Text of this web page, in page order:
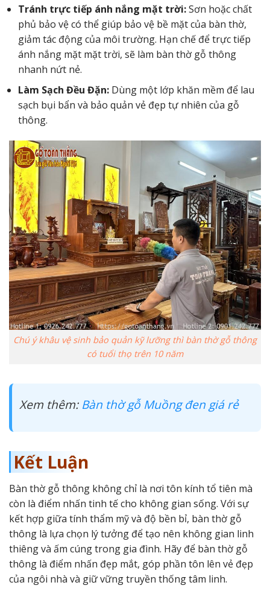
Tránh trực tiếp ánh nắng mặt trời:Sơn hoặc chất
phủ bảo vệ có thể giúp bảo vệ bề mặt của bàn thờ,
giảm tác động của môi trường. Hạn chế để trực tiếp
ánh nắng mặt mặt trời, sẽ làm bàn thờ gỗ thông
nhanh nứt nẻ.
Làm Sạch Đều Đặn: Dùng một lớp khăn mềm để lau
sạch bụi bẩn và bảo quản vẻ đẹp tự nhiên của gỗ
thông.
Chú ý khâu vệ sinh bảo quản kỹ lưỡng thì bàn thờ gỗ thông
có tuổi thọ trên 10 năm
Xem thêm: Bàn thờ gỗ Muồng đen giá rẻ
Kết Luận
Bàn thờ gỗ thông không chỉ là nơi tôn kính tổ tiên mà
còn là điểm nhấn tinh tế cho không gian sống. Với sự
kết hợp giữa tính thẩm mỹ và độ bền bỉ, bàn thờ gỗ
thông là lựa chọn lý tưởng để tạo nên không gian linh
thiêng và ấm cúng trong gia đình. Hãy để bàn thờ gỗ
thông là điểm nhấn đẹp mắt, góp phần tôn lên vẻ đẹp
của ngôi nhà và giữ vững truyền thống tâm linh.